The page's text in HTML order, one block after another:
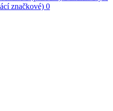
značkové) 0